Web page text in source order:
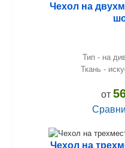
Чехол на
Тип - на
Ткань -
от
Чехол на